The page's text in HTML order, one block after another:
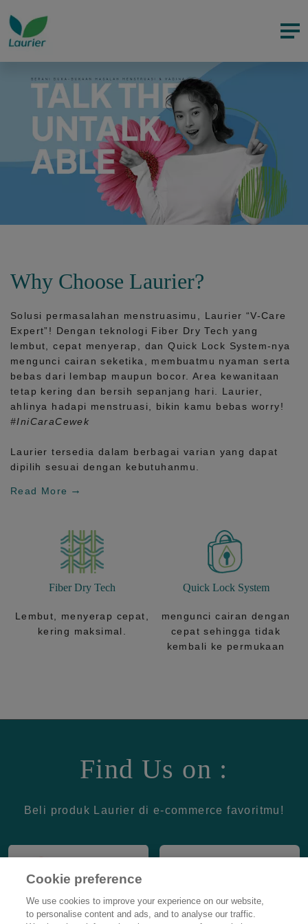
Why Choose Laurier?
Solusi permasalahan menstruasimu, Laurier “V-Care
Expert”! Dengan teknologi Fiber Dry Tech yang
lembut, cepat menyerap, danQuick Lock System-nya
mengunci cairan seketika, membuatmu nyaman serta
bebas dari lembap maupun bocor. Area kewanitaan
tetap kering dan bersih sepanjang hari.
Laurier,
ahlinya hadapi menstruasi, bikin kamu bebas worry!
#IniCaraCewek
Laurier tersedia dalam berbagai varian yang dapat
dipilih sesuai dengan kebutuhanmu.
Read More
Fiber Dry Tech
Lembut, menyerap cepat,
kering maksimal.
Quick Lock System
mengunci cairan dengan
cepat sehingga tidak
kembali ke permukaan
Find Us on :
Beli produk Laurier di e-commerce favoritmu!
Cookie preference
We use cookies to improve your experience on our website,
to personalise content and ads, and to analyse our traffic.